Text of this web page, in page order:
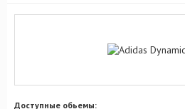
Доступные обьемы: